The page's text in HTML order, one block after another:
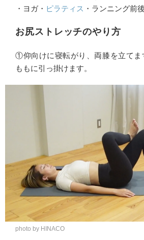
・ヨガ・ ピラティス ・ランニング前
お尻ストレッチのやり方
①仰向けに寝転がり、両膝を立てま
ももに引っ掛けます。
photo by HINACO